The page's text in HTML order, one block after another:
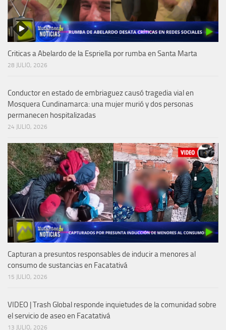
Criticas a Abelardo de la Espriella por rumba en Santa Marta
28 JULIO, 2026
Conductor en estado de embriaguez causó tragedia vial en
Mosquera Cundinamarca: una mujer murió y dos personas
permanecen hospitalizadas
24 JULIO, 2026
Capturan a presuntos responsables de inducir a menores al
consumo de sustancias en Facatativá
15 JULIO, 2026
VIDEO | Trash Global responde inquietudes de la comunidad sobre
el servicio de aseo en Facatativá
13 JULIO, 2026